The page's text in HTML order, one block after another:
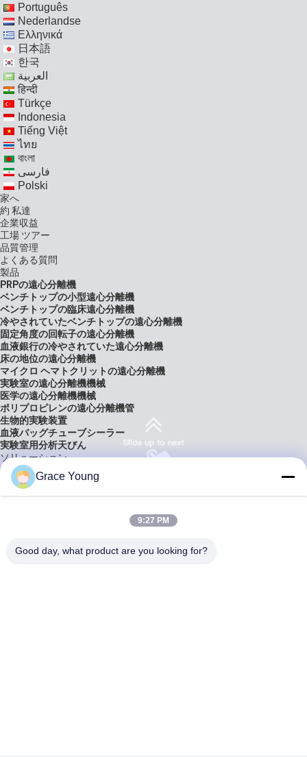
Português
Nederlandse
Ελληνικά
日本語
한국
العربية
हिन्दी
Türkçe
Indonesia
Tiếng Việt
ไทย
বাংলা
فارسی
Polski
家へ
約 私達
企業収益
工場 ツアー
品質管理
よくある質問
製品
PRPの遠心分離機
ベンチトップの小型遠心分離機
ベンチトップの臨床遠心分離機
冷やされていたベンチトップの遠心分離機
固定角度の回転子の遠心分離機
血液銀行の冷やされていた遠心分離機
床の地位の遠心分離機
マイクロ ヘマトクリットの遠心分離機
実験室の遠心分離機機械
医学の遠心分離機機械
ポリプロピレンの遠心分離機管
生物的実験装置
血液バッグチューブシーラー
実験室用分析天びん
ソリューション
連絡 ください
引用

工場 ツアー
Grace Young
9:27 PM
Good day, what product are you looking for?